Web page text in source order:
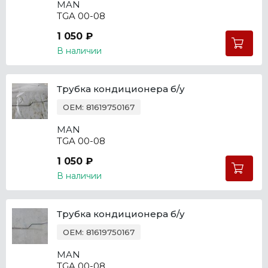
MAN
TGA 00-08
1 050 ₽
В наличии
Трубка кондиционера б/у
OEM: 81619750167
MAN
TGA 00-08
1 050 ₽
В наличии
Трубка кондиционера б/у
OEM: 81619750167
MAN